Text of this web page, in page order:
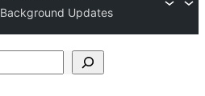
Background Updates